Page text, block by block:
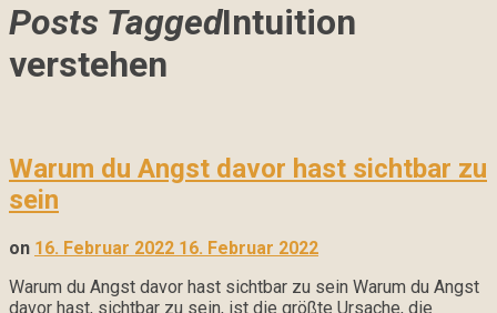
Posts TaggedIntuition
verstehen
Warum du Angst davor hast sichtbar zu
sein
on 16. Februar 2022 16. Februar 2022
Warum du Angst davor hast sichtbar zu sein Warum du Angst
davor hast, sichtbar zu sein, ist die größte Ursache, die